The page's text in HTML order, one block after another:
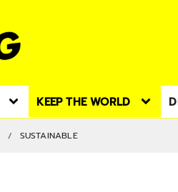
KEEP THE WORLD
SUSTAINABLE